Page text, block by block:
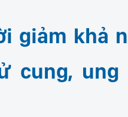
giảm khả
cung,